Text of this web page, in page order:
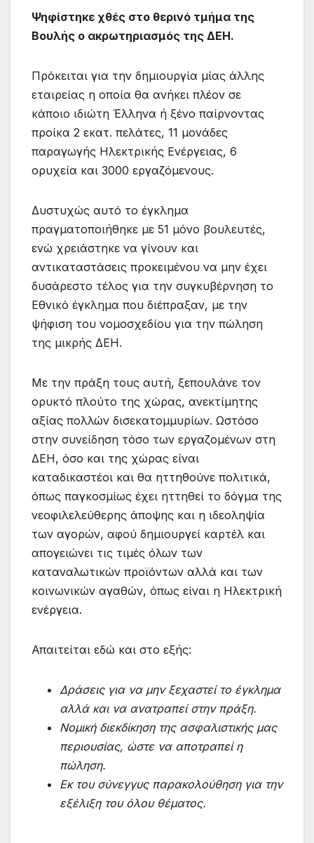
Ψηφίστηκε χθές στο θερινό τμήμα της
Βουλής ο ακρωτηριασμός της ΔΕΗ.
Πρόκειται για την δημιουργία μίας άλλης
εταιρείας η οποία θα ανήκει πλέον σε
κάποιο ιδιώτη Έλληνα ή ξένο παίρνοντας
προίκα 2 εκατ. πελάτες, 11 μονάδες
παραγωγής Ηλεκτρικής Ενέργειας, 6
ορυχεία και 3000 εργαζόμενους.
Δυστυχώς αυτό το έγκλημα
πραγματοποιήθηκε με 51 μόνο βουλευτές,
ενώ χρειάστηκε να γίνουν και
αντικαταστάσεις προκειμένου να μην έχει
δυσάρεστο τέλος για την συγκυβέρνηση το
Εθνικό έγκλημα που διέπραξαν, με την
ψήφιση του νομοσχεδίου για την πώληση
της μικρής ΔΕΗ.
Με την πράξη τους αυτή, ξεπουλάνε τον
ορυκτό πλούτο της χώρας, ανεκτίμητης
αξίας πολλών δισεκατομμυρίων. Ωστόσο
στην συνείδηση τόσο των εργαζομένων στη
ΔΕΗ, όσο και της χώρας είναι
καταδικαστέοι και θα ηττηθούνε πολιτικά,
όπως παγκοσμίως έχει ηττηθεί το δόγμα της
νεοφιλελεύθερης άποψης και η ιδεοληψία
των αγορών, αφού δημιουργεί καρτέλ και
απογειώνει τις τιμές όλων των
καταναλωτικών προϊόντων αλλά και των
κοινωνικών αγαθών, όπως είναι η Ηλεκτρική
ενέργεια.
Απαιτείται εδώ και στο εξής:
Δράσεις για να μην ξεχαστεί το έγκλημα
αλλά και να ανατραπεί στην πράξη.
Νομική διεκδίκηση της ασφαλιστικής μας
περιουσίας, ώστε να αποτραπεί η
πώληση.
Εκ του σύνεγγυς παρακολούθηση για την
εξέλιξη του όλου θέματος.